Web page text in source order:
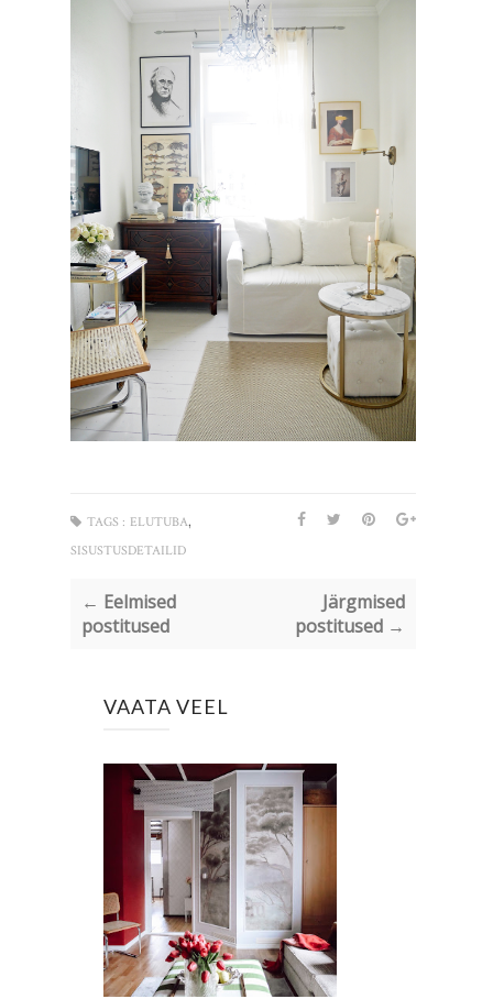
TAGS : ELUTUBA,
SISUSTUSDETAILID
← Eelmised
postitused
Järgmised
postitused →
VAATA VEEL